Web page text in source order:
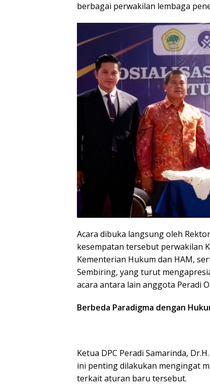
berbagai perwakilan lembaga
Acara dibuka langsung oleh
kesempatan tersebut perwakilan
Kementerian Hukum dan HAM,
Sembiring, yang turut
acara antara lain anggota Peradi
Berbeda Paradigma dengan
Ketua DPC Peradi Samarinda,
ini penting dilakukan mengingat
terkait aturan baru tersebut.